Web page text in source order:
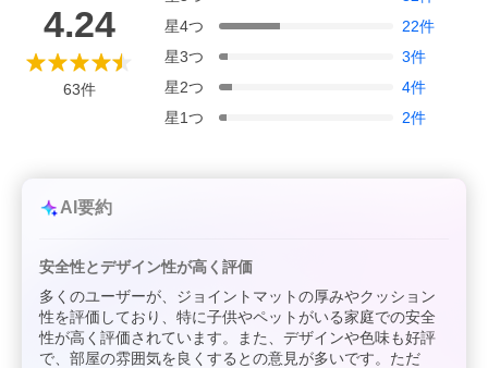
4.24
63件
星4つ 22件
星3つ 3件
星2つ 4件
星1つ 2件
AI要約
安全性とデザイン性が高く評価
多くのユーザーが、ジョイントマットの厚みやクッション
性を評価しており、特に子供やペットがいる家庭での安全
性が高く評価されています。また、デザインや色味も好評
で、部屋の雰囲気を良くするとの意見が多いです。ただ